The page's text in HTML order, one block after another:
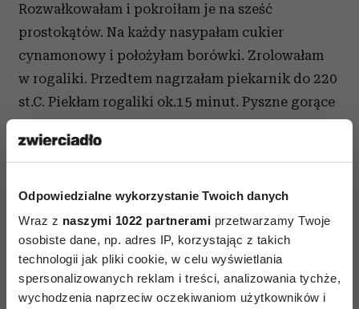
Odpowiedzialne wykorzystanie Twoich danych
Wraz z naszymi 1022 partnerami przetwarzamy Twoje
osobiste dane, np. adres IP, korzystając z takich
technologii jak pliki cookie, w celu wyświetlania
spersonalizowanych reklam i treści, analizowania tychże,
wychodzenia naprzeciw oczekiwaniom użytkowników i
Rozwałkowałam i pokroiłam je na sześć
prostokątów. Na każdy nasypałam cukier
cynamonowy i położyłam borówki. Zrolowałam
w rogaliki. Przedtem nagrzałam piekarnik do 220
st.C. Piekłam rogaliki ok.15 minut. Pyszne gorące
Ponieważ ciasto francuskie jest pracochłonne,
gotowym ciastem.
Autorka prowadzi blogkuchennymidrzwiami.pl